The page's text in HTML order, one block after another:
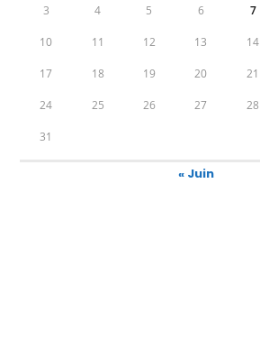
3 4 5 6 7
10 11 12 13 14
17 18 19 20 21
24 25 26 27 28
31
« Juin